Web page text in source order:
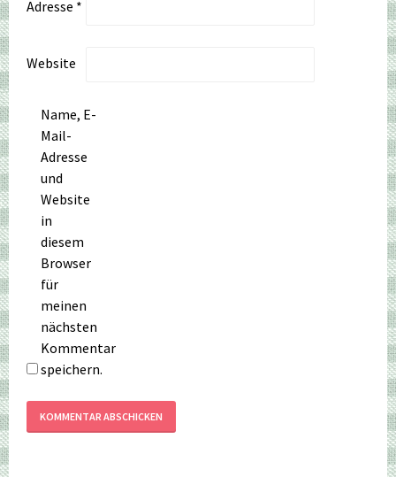
Adresse *
Website
Name, E-
Mail-
Adresse
und
Website
in
diesem
Browser
für
meinen
nächsten
Kommentar
speichern.